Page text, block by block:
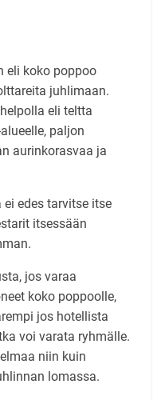
eli koko poppoo
juhlimaan.
eli teltta
paljon
aurinkorasvaa ja
edes tarvitse itse
itsessään
jos varaa
koko poppoolle,
jos hotellista
voi varata ryhmälle.
niin kuin
lomassa.